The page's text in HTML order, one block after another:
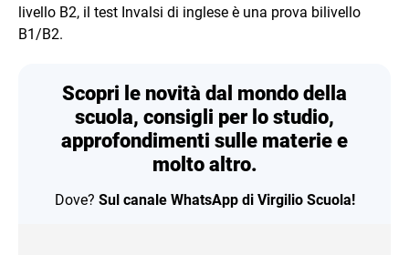
livello B2, il test Invalsi di inglese è una prova bilivello
B1/B2.
Scopri le novità dal mondo della
scuola, consigli per lo studio,
approfondimenti sulle materie e
molto altro.
Dove? Sul canale WhatsApp di Virgilio Scuola!